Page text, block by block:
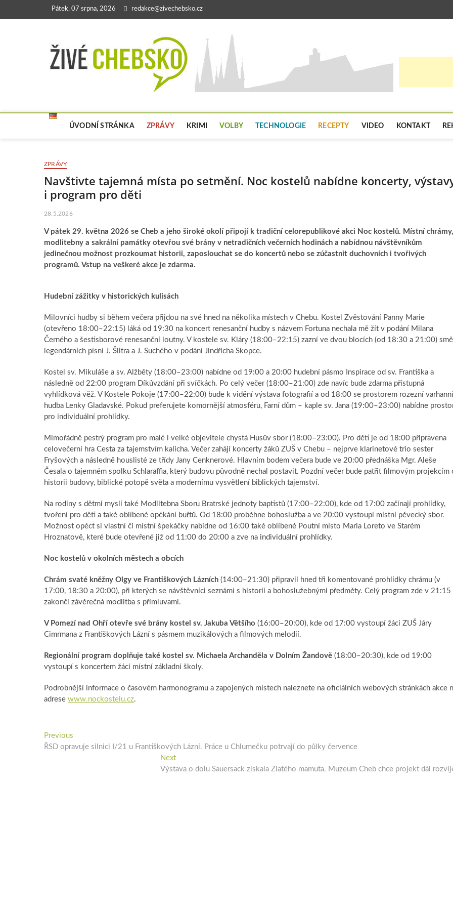
Pátek, 07 srpna, 2026 redakce@zivechebsko.cz
Živé
ÚVODNÍ STRÁNKA ZPRÁVY KRIMI VOLBY TECHNOLOGIE RECEPTY VIDEO KONTAKT
ZPRÁVY
Navštivte tajemná místa po setmění. Noc kostelů nabídne koncerty,
i program pro děti
28.5.2026
V pátek 29. května 2026 se Cheb a jeho široké okolí připojí k tradiční celorepublikové akci Noc kostelů. Místní chrámy,
modlitebny a sakrální památky otevřou své brány v netradičních večerních hodinách a nabídnou návštěvníkům
jedinečnou možnost prozkoumat historii, zaposlouchat se do koncertů nebo se zúčastnit duchovních i tvořivých
programů. Vstup na veškeré akce je zdarma.
Hudební zážitky v historických kulisách
Milovníci hudby si během večera přijdou na své hned na několika místech v Chebu. Kostel Zvěstování Panny Marie
(otevřeno 18:00–22:15) láká od 19:30 na koncert renesanční hudby s názvem Fortuna nechala mě žít v podání Milana
Černého a šestisborové renesanční loutny. V kostele sv. Kláry (18:00–22:15) zazní ve dvou blocích (od 18:30 a 21:00)
legendárních písní J. Šlitra a J. Suchého v podání Jindřicha Skopce.
Kostel sv. Mikuláše a sv. Alžběty (18:00–23:00) nabídne od 19:00 a 20:00 hudební pásmo Inspirace od sv. Františka a
následně od 22:00 program Díkůvzdání při svíčkách. Po celý večer (18:00–21:00) zde navíc bude zdarma přístupná
vyhlídková věž. V Kostele Pokoje (17:00–22:00) bude k vidění výstava fotografií a od 18:00 se prostorem rozezní varhanní
hudba Lenky Gladavské. Pokud preferujete komornější atmosféru, Farní dům – kaple sv. Jana (19:00–23:00) nabídne
pro individuální prohlídky.
Mimořádně pestrý program pro malé i velké objevitele chystá Husův sbor (18:00–23:00). Pro děti je od 18:00 připravena
celovečerní hra Cesta za tajemstvím kalicha. Večer zahájí koncerty žáků ZUŠ v Chebu – nejprve klarinetové trio sester
Fryšových a následně houslisté ze třídy Jany Cenknerové. Hlavním bodem večera bude ve 20:00 přednáška Mgr. Aleše
Česala o tajemném spolku Schlaraffia, který budovu původně nechal postavit. Pozdní večer bude patřit filmovým projekcím
historii budovy, biblické potopě světa a modernímu vysvětlení biblických tajemství.
Na rodiny s dětmi myslí také Modlitebna Sboru Bratrské jednoty baptistů (17:00–22:00), kde od 17:00 začínají prohlídky,
tvoření pro děti a také oblíbené opékání buřtů. Od 18:00 proběhne bohoslužba a ve 20:00 vystoupí místní pěvecký sbor.
Možnost opéct si vlastní či místní špekáčky nabídne od 16:00 také oblíbené Poutní místo Maria Loreto ve Starém
Hroznatově, které bude otevřené již od 11:00 do 20:00 a zve na individuální prohlídky.
Noc kostelů v okolních městech a obcích
Chrám svaté kněžny Olgy ve Františkových Lázních (14:00–21:30) připravil hned tři komentované prohlídky chrámu (v
17:00, 18:30 a 20:00), při kterých se návštěvníci seznámí s historií a bohoslužebnými předměty. Celý program zde v 21:15
zakončí závěrečná modlitba s přímluvami.
V Pomezí nad Ohří otevře své brány kostel sv. Jakuba Většího (16:00–20:00), kde od 17:00 vystoupí žáci ZUŠ Járy
Cimrmana z Františkových Lázní s pásmem muzikálových a filmových melodií.
Regionální program doplňuje také kostel sv. Michaela Archanděla v Dolním Žandově (18:00–20:30), kde od 19:00
vystoupí s koncertem žáci místní základní školy.
Podrobnější informace o časovém harmonogramu a zapojených místech naleznete na oficiálních webových stránkách akce
adrese www.nockostelu.cz.
Navigace
pro
Previous
post:
ŘSD opravuje silnici I/21 u Františkových Lázní. Práce u Chlumečku potrvají do půlky července
NextNext
post:
Výstava o dolu Sauersack získala Zlatého mamuta. Muzeum Cheb chce projekt dál